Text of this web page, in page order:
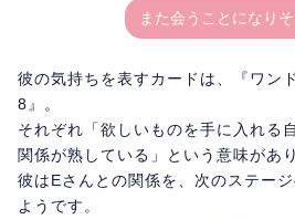
また会うことになり
彼の気持ちを表すカードは、『ワン
8』。
それぞれ「欲しいものを手に入れる
関係が熟している」という意味があ
彼はEさんとの関係を、次のステー
ようです。